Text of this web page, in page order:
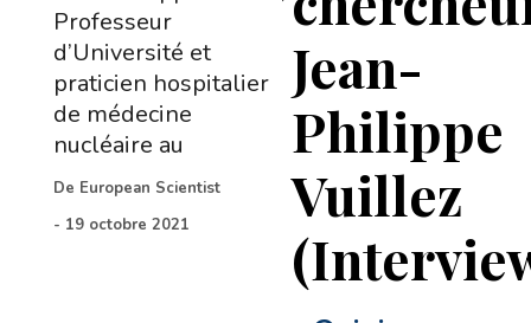
Jean-
Philippe
Vuillez
Professeur
d’Université et
praticien hospitalier
de médecine
nucléaire au
De European Scientist
- 19 octobre 2021